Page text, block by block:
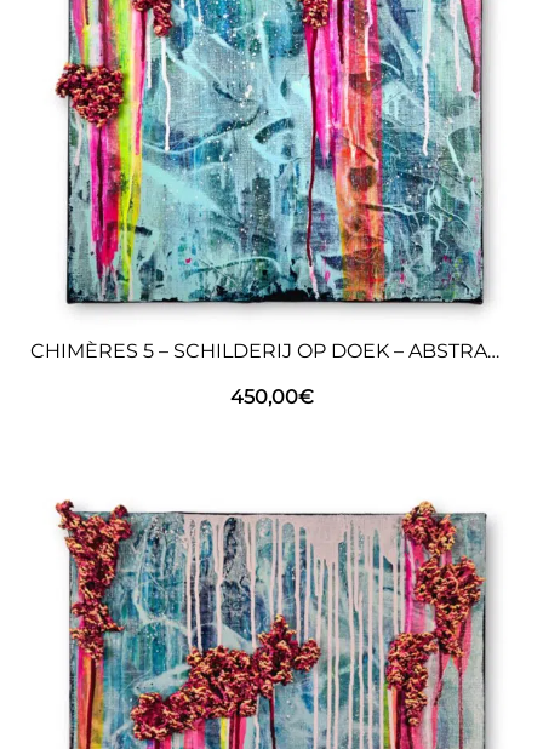
CHIMÈRES 5 – SCHILDERIJ OP DOEK – ABSTRACTE KUNST
450,00€